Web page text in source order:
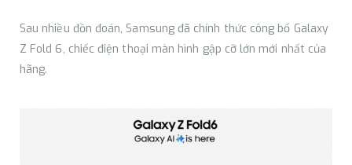
Sau nhiều đồn đoán, Samsung đã chính thức công bố Galaxy
Z Fold 6, chiếc điện thoại màn hình gập cỡ lớn mới nhất của
hãng.